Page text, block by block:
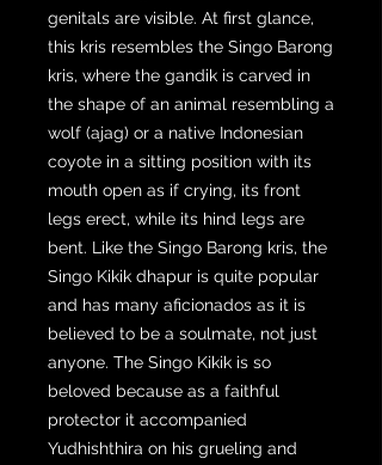
genitals are visible. At first glance,
this kris resembles the Singo Barong
kris, where the gandik is carved in
the shape of an animal resembling a
wolf (ajag) or a native Indonesian
coyote in a sitting position with its
mouth open as if crying, its front
legs erect, while its hind legs are
bent. Like the Singo Barong kris, the
Singo Kikik dhapur is quite popular
and has many aficionados as it is
believed to be a soulmate, not just
anyone. The Singo Kikik is so
beloved because as a faithful
protector it accompanied
Yudhishthira on his grueling and